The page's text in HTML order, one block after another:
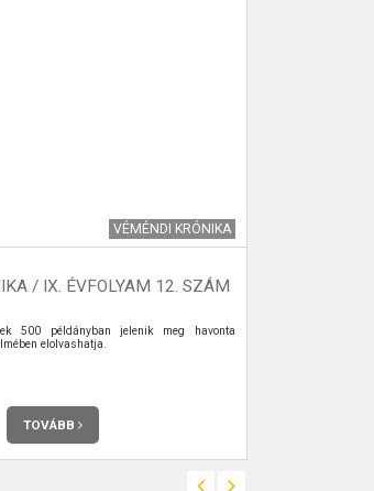
VÉMÉNDI KRÓNIKA
/ IX. ÉVFOLYAM 12. SZÁM
500 példányban jelenik meg havonta
elolvashatja.
TOVÁBB